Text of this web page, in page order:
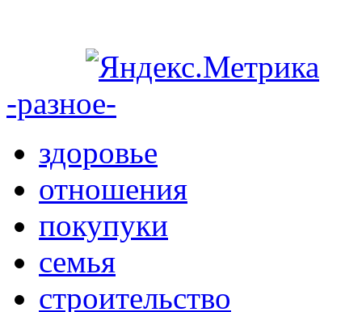
-разное-
здоровье
отношения
покупуки
семья
строительство